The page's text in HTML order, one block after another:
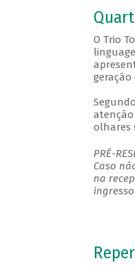
O Trio
geração
atenção
olhares
PRÉ-
Caso
na